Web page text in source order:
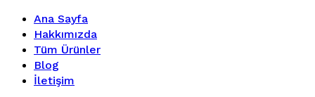
Ana Sayfa
Hakkımızda
Tüm Ürünler
Blog
İletişim